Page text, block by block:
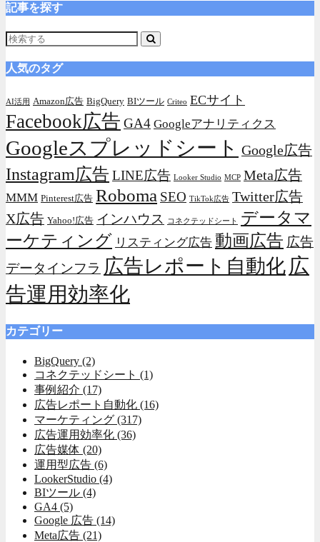
記事を探す
人気のタグ
AI活用 Amazon広告 BigQuery BIツール Criteo ECサイト
Facebook広告 GA4 Googleアナリティクス
Googleスプレッドシート Google広告
Instagram広告 LINE広告 Looker Studio MCP Meta広告
MMM Pinterest広告 Roboma SEO TikTok広告 Twitter広告
X広告 Yahoo!広告 インハウス コネクテッドシート
データマ
ーケティング リスティング広告 動画広告 広告
データインフラ 広告レポート自動化 広
告運用効率化
カテゴリー
BigQuery (2)
コネクテッドシート (1)
事例紹介 (17)
広告レポート自動化 (16)
マーケティング (317)
広告運用効率化 (36)
広告媒体 (20)
運用型広告 (6)
LookerStudio (4)
BIツール (4)
GA4 (5)
Google 広告 (14)
Meta広告 (21)